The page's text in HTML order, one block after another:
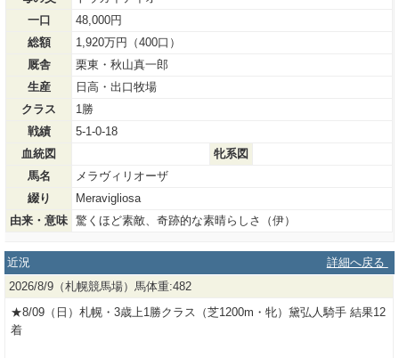
一口
48,000円
総額
1,920万円（400口）
厩舎
栗東・秋山真一郎
生産
日高・出口牧場
クラス
1勝
戦績
5-1-0-18
血統図
牝系図
馬名
メラヴィリオーザ
綴り
Meravigliosa
由来・意味
驚くほど素敵、奇跡的な素晴らしさ（伊）
近況
詳細へ戻る
2026/8/9（札幌競馬場）馬体重:482
★8/09（日）札幌・3歳上1勝クラス（芝1200m・牝）黛弘人騎手 結果12
着